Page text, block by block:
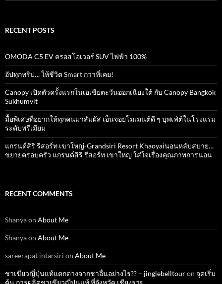
RECENT POSTS
OMODA C5 EV ครอสโอเวอร์ SUV ไฟฟ้า 100%
อัปทุกทริป… ให้ชีวิต Smart กว่าที่เคย!
Canopy เปิดตัวครั้งแรกในเอเชียตะวันออกเฉียงใต้ กับ Canopy Bangkok
Sukhumvit
มื้อพิเศษที่อยากให้ทุกคนมาสัมผัส เอ็นจอยโมเมนต์ดี ๆ บุพเฟ่ต์ในโรงแรม
ระดับพรีเมียม
แกรนด์สิริ​ รีสอร์ท​ เขาใหญ่​-Grandsiri​ Resort​ Khaoyaiนอนหลับสบาย…
ขยายครอบครัว แกรนด์สิริ รีสอร์ท เขาใหญ่ ใส่ใจเรื่องคุณภาพการนอน
RECENT COMMENTS
Shanyaon About Me
Shanyaon About Me
sareerapat intarsiri on About Me
ชาเขียวญี่ปุ่นแท้แตกต่างจากชาอื่นอย่างไร?? – jinglebelltouron จุดเริ่ม